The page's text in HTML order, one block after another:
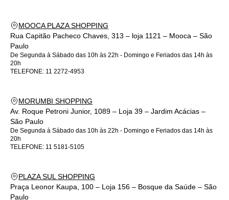
MOOCA PLAZA SHOPPING
Rua Capitão Pacheco Chaves, 313 – loja 1121 – Mooca – São
Paulo
De Segunda à Sábado das 10h às 22h - Domingo e Feriados das 14h às
20h
TELEFONE: 11 2272-4953
MORUMBI SHOPPING
Av. Roque Petroni Junior, 1089 – Loja 39 – Jardim Acácias –
São Paulo
De Segunda à Sábado das 10h às 22h - Domingo e Feriados das 14h às
20h
TELEFONE: 11 5181-5105
PLAZA SUL SHOPPING
Praça Leonor Kaupa, 100 – Loja 156 – Bosque da Saúde – São
Paulo